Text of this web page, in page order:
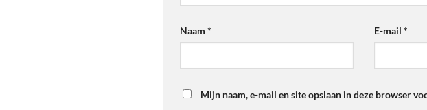
Naam * E-mail*
Mijn naam, e-mail en site opslaan in deze browser